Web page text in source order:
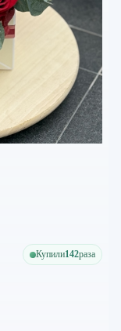
Купили142раза